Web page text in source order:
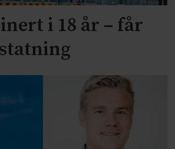
i 18 år – får